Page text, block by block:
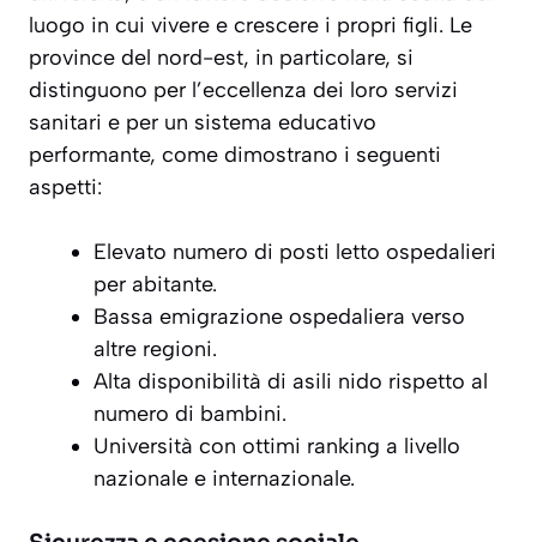
luogo in cui vivere e crescere i propri figli. Le
province del nord-est, in particolare, si
distinguono per l’eccellenza dei loro servizi
sanitari e per un sistema educativo
performante, come dimostrano i seguenti
aspetti:
Elevato numero di posti letto ospedalieri
per abitante.
Bassa emigrazione ospedaliera verso
altre regioni.
Alta disponibilità di asili nido rispetto al
numero di bambini.
Università con ottimi ranking a livello
nazionale e internazionale.